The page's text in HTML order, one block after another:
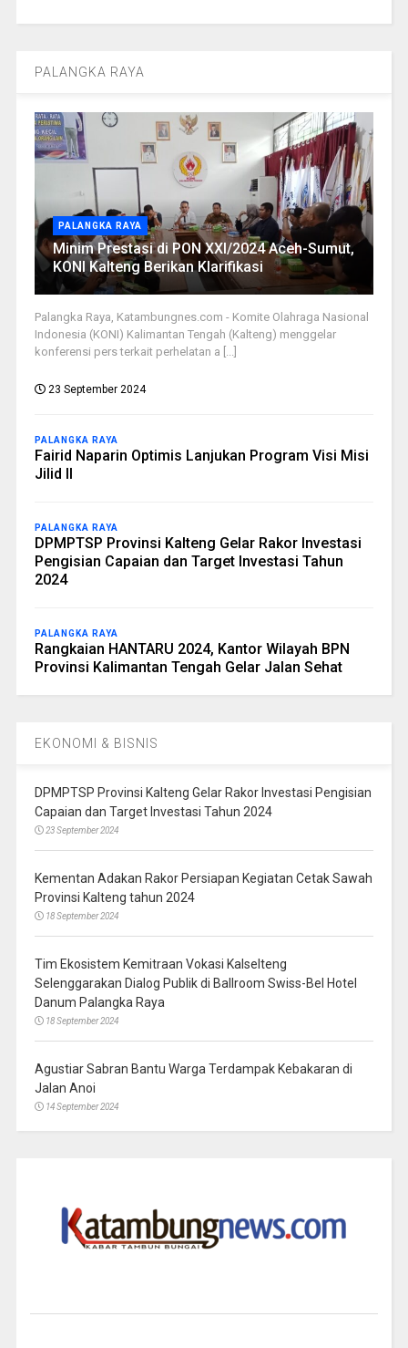
PALANGKA RAYA
PALANGKA RAYA
Minim Prestasi di PON XXI/2024 Aceh-Sumut,
KONI Kalteng Berikan Klarifikasi
Palangka Raya, Katambungnes.com - Komite Olahraga Nasional
Indonesia (KONI) Kalimantan Tengah (Kalteng) menggelar
konferensi pers terkait perhelatan a [...]
23 September 2024
PALANGKA RAYA
Fairid Naparin Optimis Lanjukan Program Visi Misi
Jilid II
PALANGKA RAYA
DPMPTSP Provinsi Kalteng Gelar Rakor Investasi
Pengisian Capaian dan Target Investasi Tahun
2024
PALANGKA RAYA
Rangkaian HANTARU 2024, Kantor Wilayah BPN
Provinsi Kalimantan Tengah Gelar Jalan Sehat
EKONOMI & BISNIS
DPMPTSP Provinsi Kalteng Gelar Rakor Investasi Pengisian
Capaian dan Target Investasi Tahun 2024
23 September 2024
Kementan Adakan Rakor Persiapan Kegiatan Cetak Sawah
Provinsi Kalteng tahun 2024
18 September 2024
Tim Ekosistem Kemitraan Vokasi Kalselteng
Selenggarakan Dialog Publik di Ballroom Swiss-Bel Hotel
Danum Palangka Raya
18 September 2024
Agustiar Sabran Bantu Warga Terdampak Kebakaran di
Jalan Anoi
14 September 2024